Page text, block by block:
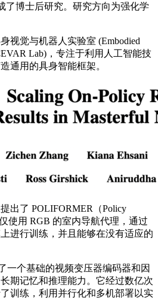
了博士后研究。研究方向为强化学
觉与机器人实验室 (Embodied
EVAR Lab)，专注于利用人工智能技
通用的具身智能框架。
了 POLIFORMER（Policy
使用 RGB 的室内导航代理，通过
进行训练，并且能够在没有适应的
个基础的视频变压器编码器和因
期记忆和推理能力。它经过数亿次
训练，利用并行化和多机部署以实